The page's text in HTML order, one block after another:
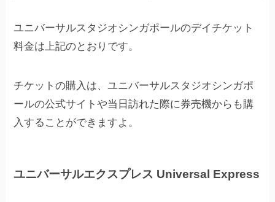
ユニバーサルスタジオシンガポールのデイチケット
料金は上記のとおりです。
チケットの購入は、ユニバーサルスタジオシンガポ
ールの公式サイトや当日訪れた際に券売機からも購
入することができますよ。
ユニバーサルエクスプレス Universal Express